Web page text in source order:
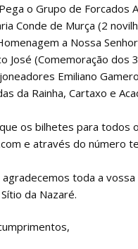
o Grupo de Forcados
Conde de Murça (2
a Nossa
José (Comemoração dos
Emiliano
da Rainha, Cartaxo e
os bilhetes para todos
e através do número
toda a
da Nazaré.